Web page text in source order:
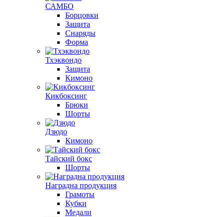
САМБО
Борцовки
Защита
Снаряды
Форма
Тхэквондо
Защита
Кимоно
Кикбоксинг
Брюки
Шорты
Дзюдо
Кимоно
Тайский бокс
Шорты
Наградна продукция
Грамоты
Кубки
Медали